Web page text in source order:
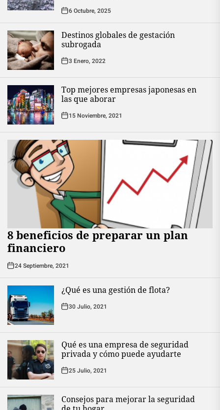
6 Octubre, 2025
Destinos globales de gestación
subrogada
3 Enero, 2022
Top mejores empresas japonesas en
las que aborar
15 Noviembre, 2021
8 beneficios de preparar un plan
financiero
24 Septiembre, 2021
¿Qué es una gestión de flota?
30 Julio, 2021
Qué es una empresa de seguridad
privada y cómo puede ayudarte
25 Julio, 2021
Consejos para mejorar la seguridad